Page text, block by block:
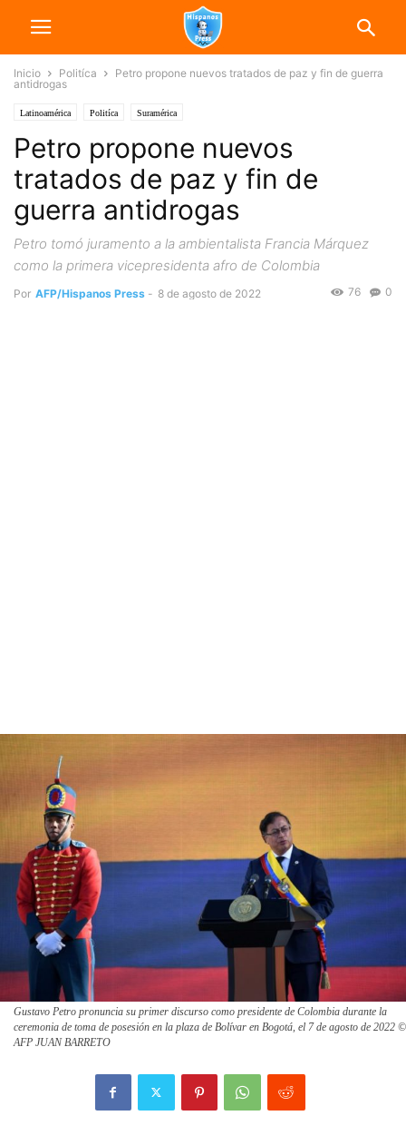
Inicio Politíca
Petro propone nuevos tratados de paz y fin de guerra
antidrogas
Latinoamérica Politíca Suramérica
Petro propone nuevos
tratados de paz y fin de
guerra antidrogas
Petro tomó juramento a la ambientalista Francia Márquez
como la primera vicepresidenta afro de Colombia
Por AFP/Hispanos Press - 8 de agosto de 2022 0
76
Gustavo Petro pronuncia su primer discurso como presidente de Colombia durante la
ceremonia de toma de posesión en la plaza de Bolívar en Bogotá, el 7 de agosto de 2022 ©
AFP JUAN BARRETO